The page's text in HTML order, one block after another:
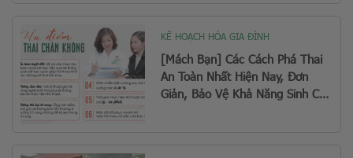
KẾ HOẠCH HÓA GIA ĐÌNH
[Mách Bạn] Các Cách Phá Thai
An Toàn Nhất Hiện Nay, Đơn
Giản, Bảo Vệ Khả Năng Sinh Con